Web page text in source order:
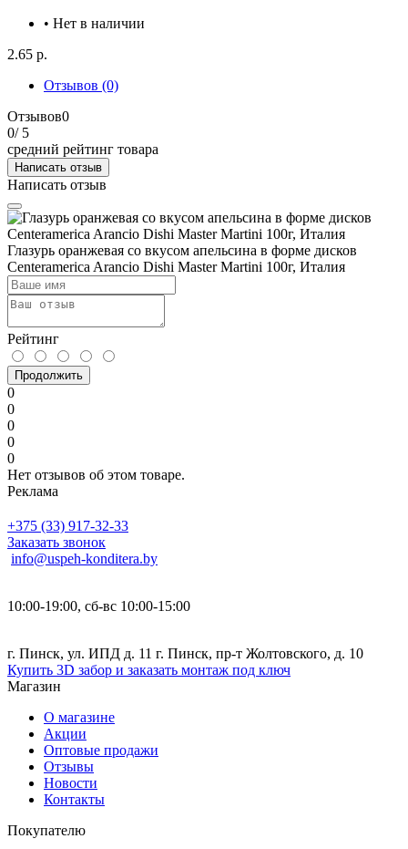
• Нет в наличии
2.65 р.
Отзывов (0)
Отзывов0
0/ 5
средний рейтинг товара
Написать отзыв
Написать отзыв
Глазурь оранжевая со вкусом апельсина в форме дисков
Centeramerica Arancio Dishi Master Martini 100г, Италия
Рейтинг
Продолжить
0
0
0
0
0
Нет отзывов об этом товаре.
Реклама
+375 (33) 917-32-33
Заказать звонок
info@uspeh-konditera.by
10:00-19:00, сб-вс 10:00-15:00
г. Пинск, ул. ИПД д. 11 г. Пинск, пр-т Жолтовского, д. 10
Купить 3D забор и заказать монтаж под ключ
Магазин
О магазине
Акции
Оптовые продажи
Отзывы
Новости
Контакты
Покупателю